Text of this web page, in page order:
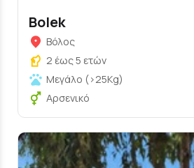
Bolek
Βόλος
2 έως 5 ετών
Μεγάλο (>25Kg)
Αρσενικό